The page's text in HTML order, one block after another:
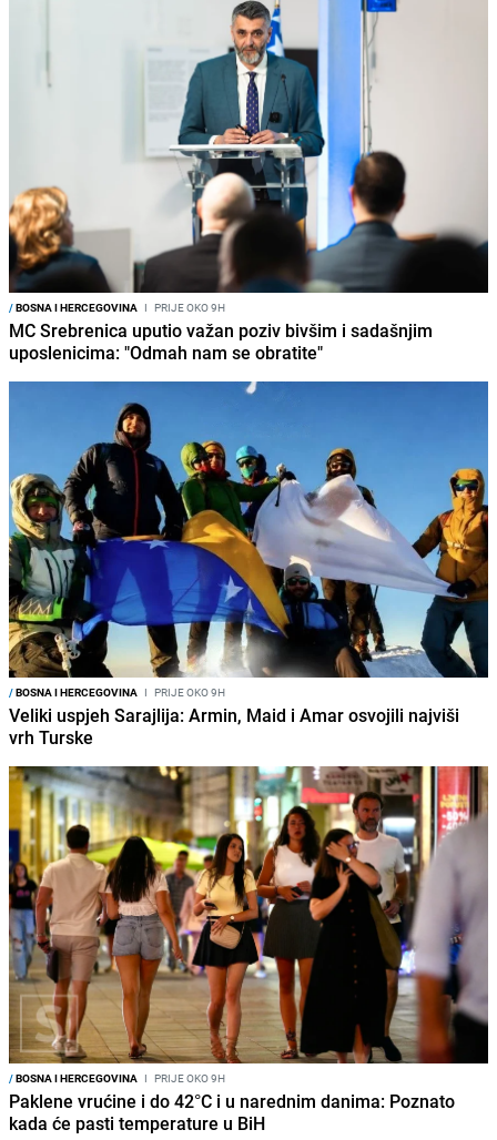
/BOSNA I HERCEGOVINA I PRIJE OKO 9H
MC Srebrenica uputio važan poziv bivšim i sadašnjim
uposlenicima: "Odmah nam se obratite"
/BOSNA I HERCEGOVINA I PRIJE OKO 9H
Veliki uspjeh Sarajlija: Armin, Maid i Amar osvojili najviši
vrh Turske
/BOSNA I HERCEGOVINA I PRIJE OKO 9H
Paklene vrućine i do 42°C i u narednim danima: Poznato
kada će pasti temperature u BiH